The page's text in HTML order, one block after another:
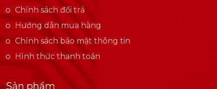
Chính sách đổi trả
Hướng dẫn mua hàng
Chính sách bảo mật thông tin
Hình thức thanh toán
Sản phẩm